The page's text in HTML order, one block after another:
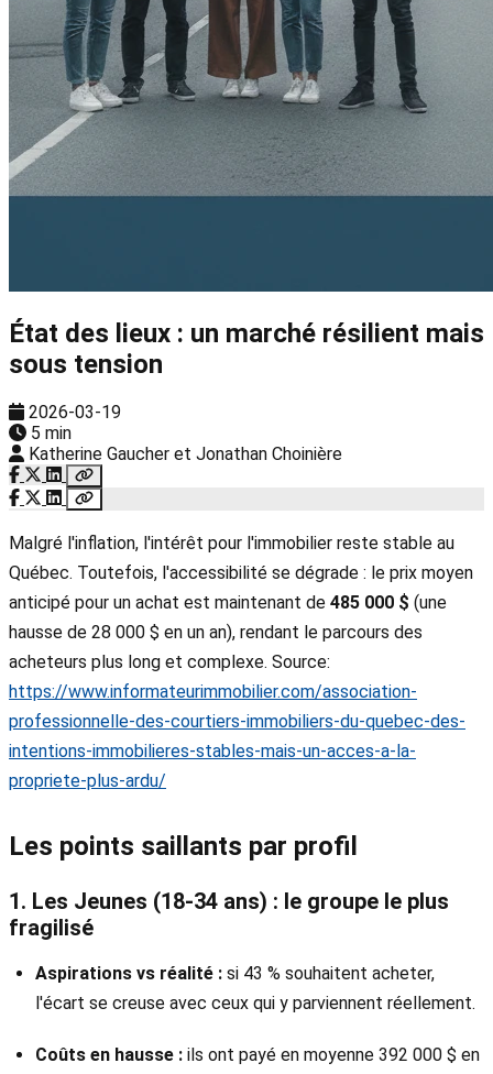
État des lieux : un marché résilient mais
sous tension
2026-03-19
5 min
Katherine Gaucher et Jonathan Choinière
Malgré l'inflation, l'intérêt pour l'immobilier reste stable au
Québec. Toutefois, l'accessibilité se dégrade : le prix moyen
anticipé pour un achat est maintenant de 485 000 $ (une
hausse de 28 000 $ en un an), rendant le parcours des
acheteurs plus long et complexe. Source:
https://www.informateurimmobilier.com/association-
professionnelle-des-courtiers-immobiliers-du-quebec-des-
intentions-immobilieres-stables-mais-un-acces-a-la-
propriete-plus-ardu/
Les points saillants par profil
1. Les Jeunes (18-34 ans) : le groupe le plus
fragilisé
Aspirations vs réalité : si 43 % souhaitent acheter,
l'écart se creuse avec ceux qui y parviennent réellement.
Coûts en hausse : ils ont payé en moyenne 392 000 $ en